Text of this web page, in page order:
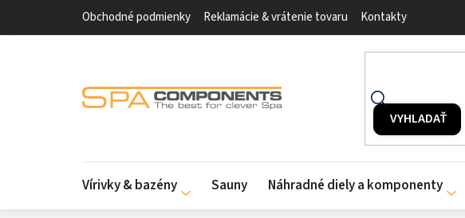
Obchodné podmienky Reklamácie & vrátenie tovaru Kontakty
Vírivky & bazény Sauny Náhradné diely a komponenty